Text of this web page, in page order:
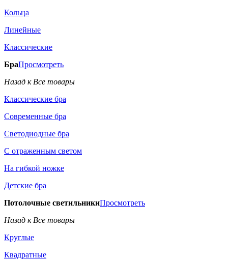
Кольца
Линейные
Классические
БраПросмотреть
Назад к Все товары
Классические бра
Современные бра
Светодиодные бра
С отраженным светом
На гибкой ножке
Детские бра
Потолочные светильникиПросмотреть
Назад к Все товары
Круглые
Квадратные